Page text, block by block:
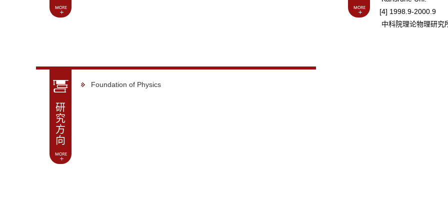
[4] 1998.9-2000.9
中科院理论物理研究
研
究
方
向
Foundation of Physics